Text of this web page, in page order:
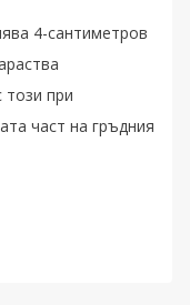
4-сантиметров
този при
част на гръдния